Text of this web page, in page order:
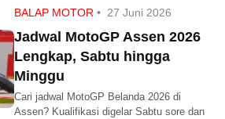
BALAP MOTOR • 27 Juni 2026
Jadwal MotoGP Assen 2026
Lengkap, Sabtu hingga
Minggu
Cari jadwal MotoGP Belanda 2026 di
Assen? Kualifikasi digelar Sabtu sore dan